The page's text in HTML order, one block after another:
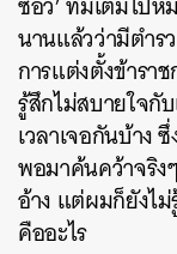
นานแล้วว่ามีตำร
การแต่งตั้งข้ารา
รู้สึกไม่สบายใจกั
เวลาเจอกันบ้าง
พอมาค้นคว้าจริง
อ้าง แต่ผมก็ยังไม่
คืออะไร